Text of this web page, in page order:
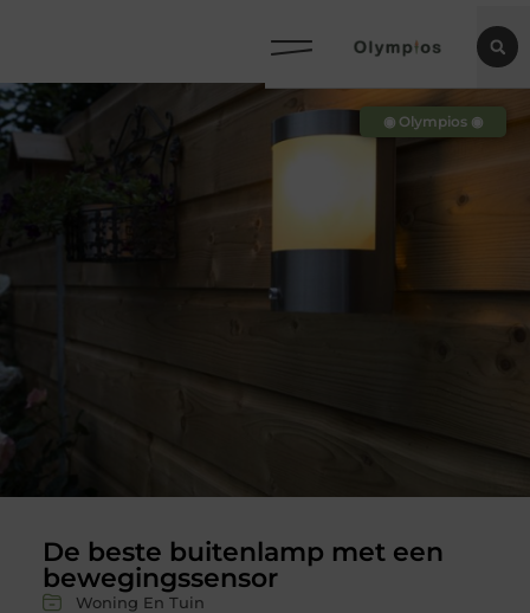
De beste buitenlamp met een
bewegingssensor
Woning En Tuin
◉ Olympios ◉